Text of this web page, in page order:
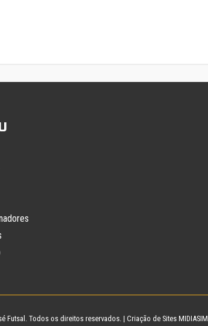
Futsal . Todos os direitos reservados. | Criação de Sites MIDIASIM.